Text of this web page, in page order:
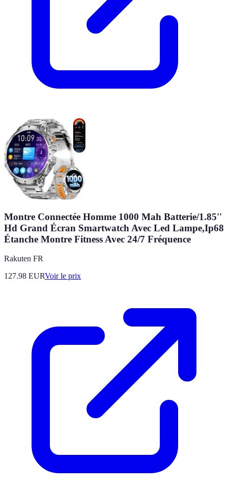
Montre Connectée Homme 1000 Mah Batterie/1.85''
Hd Grand Écran Smartwatch Avec Led Lampe,Ip68
Étanche Montre Fitness Avec 24/7 Fréquence
Rakuten FR
127.98 EURVoir le prix